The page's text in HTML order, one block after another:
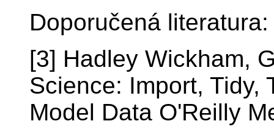
Doporučená literatura:
[3] Hadley Wickham,
Science: Import, Tidy,
Model Data O'Reilly